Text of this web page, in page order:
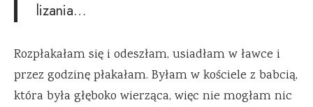
lizania…
Rozpłakałam się i odeszłam, usiadłam w ławce i
przez godzinę płakałam. Byłam w kościele z babcią,
która była głęboko wierząca, więc nie mogłam nic